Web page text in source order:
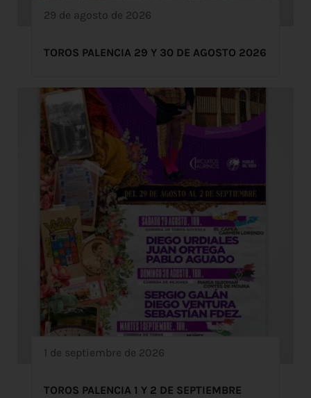
29 de agosto de 2026
TOROS PALENCIA 29 Y 30 DE AGOSTO 2026
1 de septiembre de 2026
TOROS PALENCIA 1 Y 2 DE SEPTIEMBRE